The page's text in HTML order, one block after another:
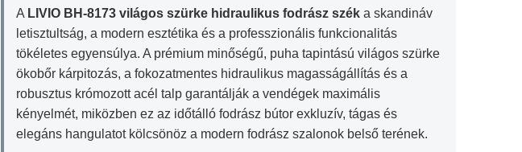
A LIVIO BH-8173 világos szürke hidraulikus fodrász szék a skandináv
letisztultság, a modern esztétika és a professzionális funkcionalitás
tökéletes egyensúlya. A prémium minőségű, puha tapintású világos szürke
ökobőr kárpitozás, a fokozatmentes hidraulikus magasságállítás és a
robusztus krómozott acél talp garantálják a vendégek maximális
kényelmét, miközben ez az időtálló fodrász bútor exkluzív, tágas és
elegáns hangulatot kölcsönöz a modern fodrász szalonok belső terének.